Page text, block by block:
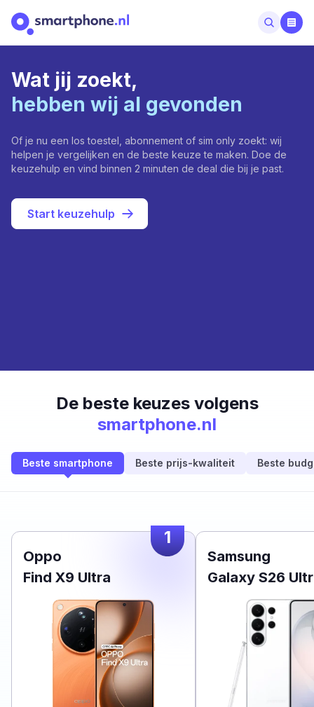
Wat jij zoekt,
hebben wij al gevonden
Of je nu een los toestel, abonnement of sim only zoekt: wij
helpen je vergelijken en de beste keuze te maken. Doe de
keuzehulp en vind binnen 2 minuten de deal die bij je past.
Start keuzehulp
De beste keuzes volgens
smartphone.nl
Beste smartphone Beste prijs-kwaliteit Beste
1
Oppo
Find X9 Ultra
Samsung
Galaxy S26